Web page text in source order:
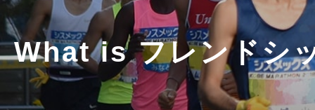
What is フレンドシ